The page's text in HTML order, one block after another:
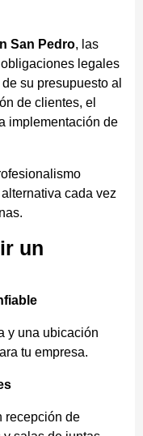
San Pedro, las
legales
su presupuesto al
de clientes, el
implementación de
cada vez
un
y una ubicación
tu empresa.
recepción de